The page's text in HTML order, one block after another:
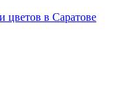
в Саратове